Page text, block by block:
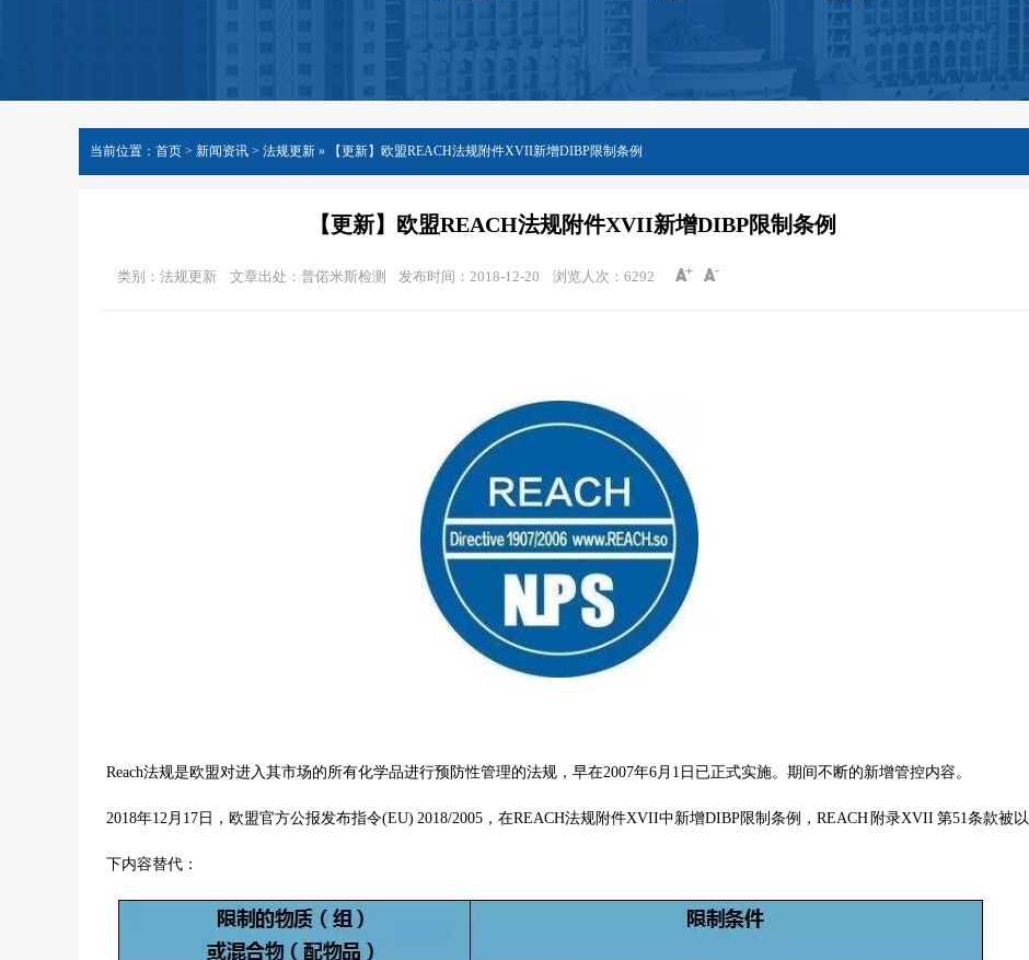
当前位置： 首页 > 新闻资讯 > 法规更新 » 【更新】欧盟REACH法规附件XVII新增DIBP限制条例
【更新】欧盟REACH法规附件XVII新增DIBP限制条例
类别：法规更新 文章出处：普偌米斯检测 发布时间：2018-12-20 浏览人次： 6292
Reach法规是欧盟对进入其市场的所有化学品进行预防性管理的法规，早在2007年6月1日已正式实施。期间不断的新增管控内容。
2018年12月17日，欧盟官方公报发布指令(EU) 2018/2005，在REACH法规附件XVII中新增DIBP限制条例，REACH 附录XVII 第51条款被以
下内容替代：